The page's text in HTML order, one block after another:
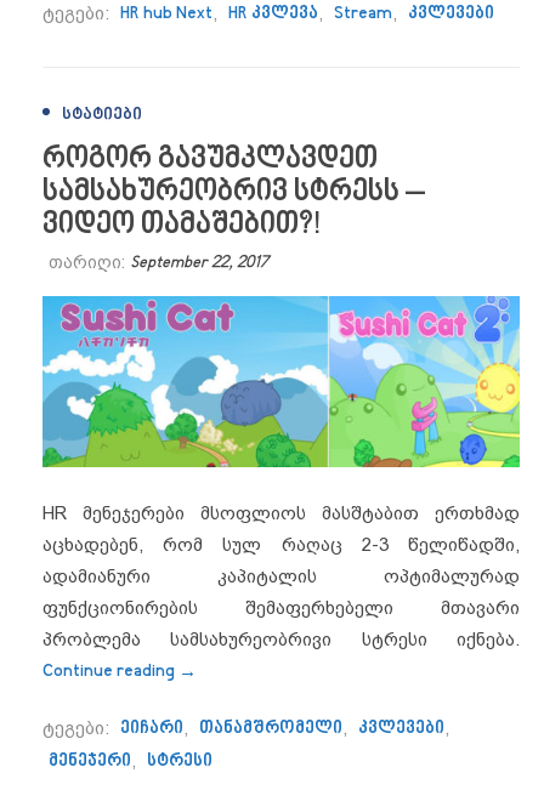
ტეგები: HR hub Next, HR კვლევა, Stream, კვლევები
ᲡᲢᲐᲢᲘᲔᲑᲘ
როგორ გავუმკლავდეთ
სამსახურეობრივ სტრესს –
ვიდეო თამაშებით?!
თარიღი: September 22, 2017
HR მენეჯერები მსოფლიოს მასშტაბით ერთხმად
აცხადებენ, რომ სულ რაღაც 2-3 წელიწადში,
ადამიანური კაპიტალის ოპტიმალურად
ფუნქციონირების შემაფერხებელი მთავარი
პრობლემა სამსახურეობრივი სტრესი იქნება.
Continue reading “როგორ გავუმკლავდეთ
→
ტეგები: ეიჩარი თანამშრომელი კვლევები
მენეჯერი სტრესი